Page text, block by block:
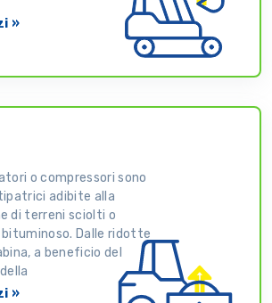
»
o compressori sono
adibite alla
di terreni sciolti o
Dalle ridotte
a beneficio del
»